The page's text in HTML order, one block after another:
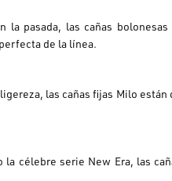
la pasada, las cañas bolonesas
de la línea.
las cañas fijas Milo están
la célebre serie New Era, las